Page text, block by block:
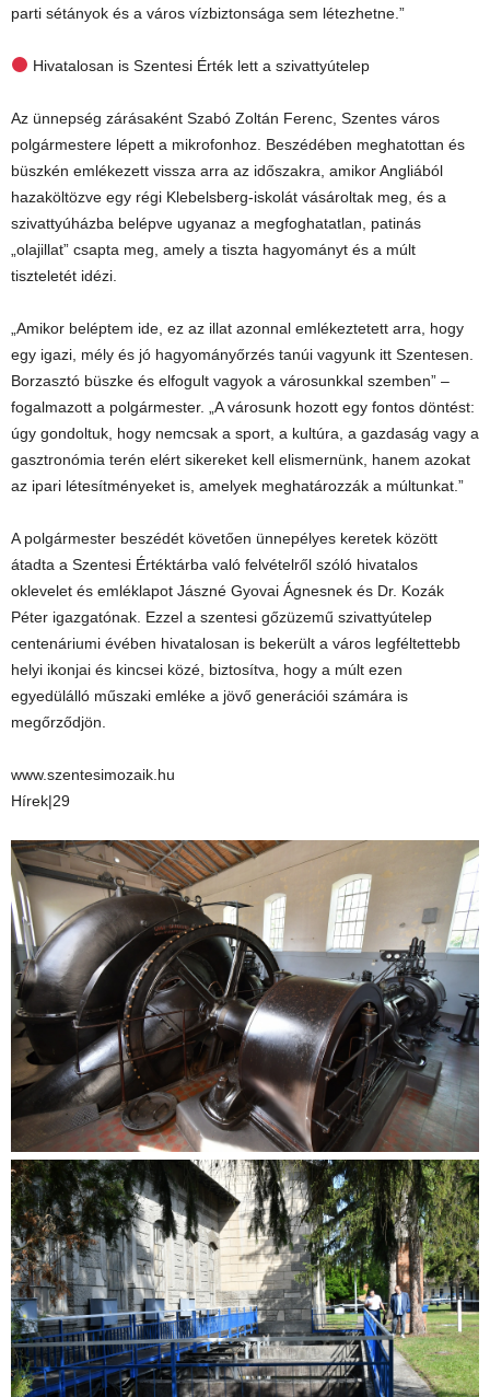
parti sétányok és a város vízbiztonsága sem létezhetne.”
Hivatalosan is Szentesi Érték lett a szivattyútelep
Az ünnepség zárásaként Szabó Zoltán Ferenc, Szentes város
polgármestere lépett a mikrofonhoz. Beszédében meghatottan és
büszkén emlékezett vissza arra az időszakra, amikor Angliából
hazaköltözve egy régi Klebelsberg-iskolát vásároltak meg, és a
szivattyúházba belépve ugyanaz a megfoghatatlan, patinás
„olajillat” csapta meg, amely a tiszta hagyományt és a múlt
tiszteletét idézi.
„Amikor beléptem ide, ez az illat azonnal emlékeztetett arra, hogy
egy igazi, mély és jó hagyományőrzés tanúi vagyunk itt Szentesen.
Borzasztó büszke és elfogult vagyok a városunkkal szemben” –
fogalmazott a polgármester. „A városunk hozott egy fontos döntést:
úgy gondoltuk, hogy nemcsak a sport, a kultúra, a gazdaság vagy a
gasztronómia terén elért sikereket kell elismernünk, hanem azokat
az ipari létesítményeket is, amelyek meghatározzák a múltunkat.”
A polgármester beszédét követően ünnepélyes keretek között
átadta a Szentesi Értéktárba való felvételről szóló hivatalos
oklevelet és emléklapot Jászné Gyovai Ágnesnek és Dr. Kozák
Péter igazgatónak. Ezzel a szentesi gőzüzemű szivattyútelep
centenáriumi évében hivatalosan is bekerült a város legféltettebb
helyi ikonjai és kincsei közé, biztosítva, hogy a múlt ezen
egyedülálló műszaki emléke a jövő generációi számára is
megőrződjön.
www.szentesimozaik.hu
Hírek|29